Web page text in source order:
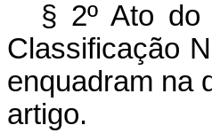
§ 2º Ato do
Classificação
enquadram na
artigo.